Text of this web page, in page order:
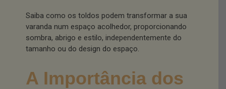
Saiba como os toldos podem transformar a sua
varanda num espaço acolhedor, proporcionando
sombra, abrigo e estilo, independentemente do
tamanho ou do design do espaço.
A Importância dos